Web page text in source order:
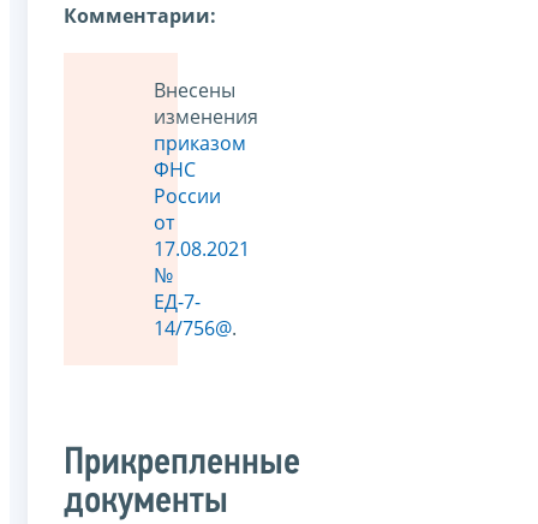
Комментарии:
Внесены
изменения
приказом
ФНС
России
от
17.08.2021
№
ЕД-7-
14/756@.
Прикрепленные
документы